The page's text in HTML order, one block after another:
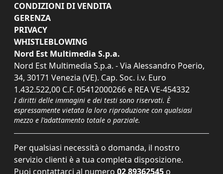
CONDIZIONI DI VENDITA
GERENZA
PRIVACY
WHISTLEBLOWING
Nord Est Multimedia S.p.a.
Nord Est Multimedia S.p.a. - Via Alessandro Poerio,
34, 30171 Venezia (VE). Cap. Soc. i.v. Euro
1.432.522,00 C.F. 05412000266 e REA VE-454332
I diritti delle immagini e dei testi sono riservati. È
espressamente vietata la loro riproduzione con qualsiasi
mezzo e l'adattamento totale o parziale.
Per qualsiasi necessità o domanda, il nostro
servizio clienti è a tua completa disposizione.
Puoi contattarci al numero 02 89362545 o